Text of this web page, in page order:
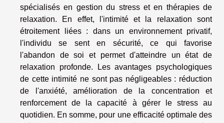
spécialisés en gestion du stress et en thérapies de
relaxation. En effet, l'intimité et la relaxation sont
étroitement liées : dans un environnement privatif,
l'individu se sent en sécurité, ce qui favorise
l'abandon de soi et permet d'atteindre un état de
relaxation profonde. Les avantages psychologiques
de cette intimité ne sont pas négligeables : réduction
de l'anxiété, amélioration de la concentration et
renforcement de la capacité à gérer le stress au
quotidien. En somme, pour une efficacité optimale des